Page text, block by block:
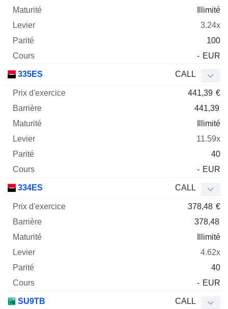
Illimité
3.24x
100
- EUR
335ES CALL
441,39 €
441,39
Illimité
11.59x
40
- EUR
334ES CALL
378,48 €
378,48
Illimité
4.62x
40
- EUR
SU9TB CALL